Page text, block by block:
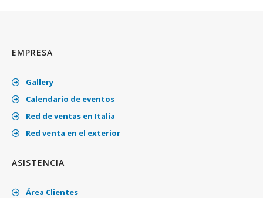
EMPRESA
Gallery
Calendario de eventos
Red de ventas en Italia
Red venta en el exterior
ASISTENCIA
Área Clientes